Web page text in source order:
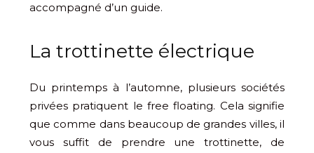
accompagné d’un guide.
La trottinette électrique
Du printemps à l’automne, plusieurs sociétés
privées pratiquent le free floating. Cela signifie
que comme dans beaucoup de grandes villes, il
vous suffit de prendre une trottinette, de